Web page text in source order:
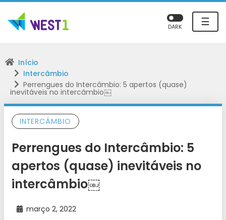
☰
DARK
Início
Intercâmbio
Perrengues do Intercâmbio: 5 apertos (quase)
inevitáveis no intercâmbio￼
INTERCÂMBIO
Perrengues do Intercâmbio: 5
apertos (quase) inevitáveis no
intercâmbio￼
março 2, 2022